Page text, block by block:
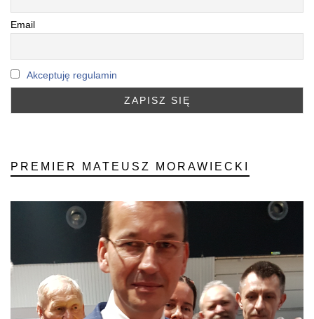
Email
Akceptuję regulamin
PREMIER MATEUSZ MORAWIECKI